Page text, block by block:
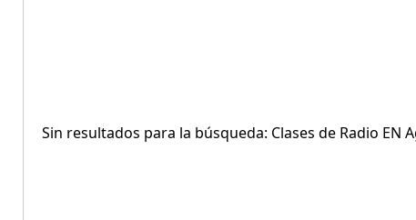
Sin resultados para la búsqueda: Clases de Radio EN